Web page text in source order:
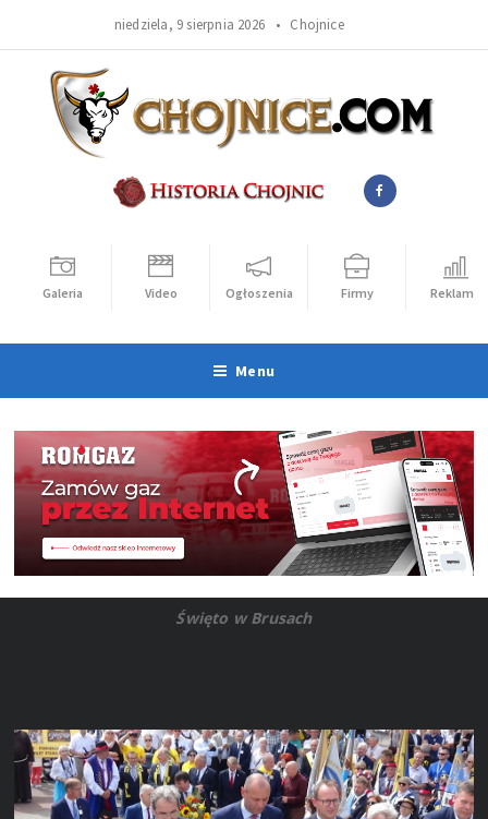
niedziela, 9 sierpnia 2026 • Chojnice
Galeria Video Ogłoszenia Firmy Reklama
Menu
Święto w Brusach